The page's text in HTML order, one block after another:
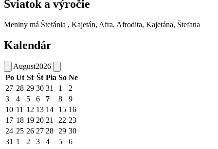
Sviatok a výročie
Meniny má Štefánia , Kajetán, Afra, Afrodita, Kajetána, Štefana
Kalendár
August2026
Po Ut St Št Pia So Ne
27 28 29 30 31 1
2
3
4 5 6 7 8
9
10 11 12 13 14 15 16
17 18 19 20 21 22 23
24 25 26 27 28 29 30
31 1 2 3 4 5 6